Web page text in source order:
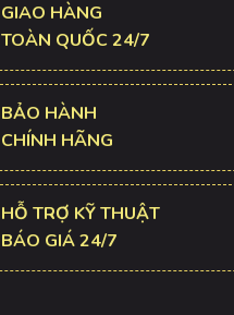
GIAO HÀNG
TOÀN QUỐC 24/7
BẢO HÀNH
CHÍNH HÃNG
HỖ TRỢ KỸ THUẬT
BÁO GIÁ 24/7